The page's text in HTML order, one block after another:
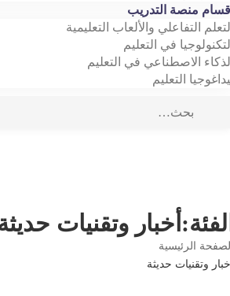
منصة التدريب
التفاعلي والألعاب التعليمية
في التعليم
الاصطناعي في التعليم
التعليم
وتقنيات حديثة
الرئيسية
وتقنيات حديثة